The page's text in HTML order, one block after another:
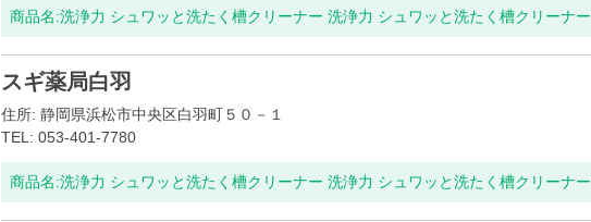
商品名:洗浄力 シュワッと洗たく槽クリーナー 洗浄力 シュワッと洗たく槽クリーナー
スギ薬局白羽
住所: 静岡県浜松市中央区白羽町５０－１
TEL: 053-401-7780
商品名:洗浄力 シュワッと洗たく槽クリーナー 洗浄力 シュワッと洗たく槽クリーナー